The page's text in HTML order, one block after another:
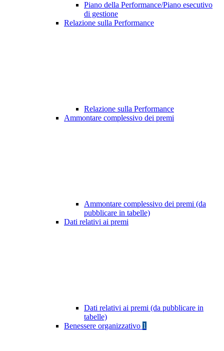
Piano della Performance/Piano esecutivo
di gestione
Relazione sulla Performance
Relazione sulla Performance
Ammontare complessivo dei premi
Ammontare complessivo dei premi (da
pubblicare in tabelle)
Dati relativi ai premi
Dati relativi ai premi (da pubblicare in
tabelle)
Benessere organizzativo 1